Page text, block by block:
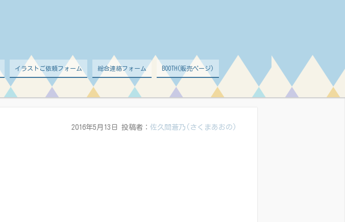
イラストご依頼フォーム 総合連絡フォーム BOOTH(販売ページ)
2016年5月13日 投稿者： 佐久間蒼乃(さくまあおの)